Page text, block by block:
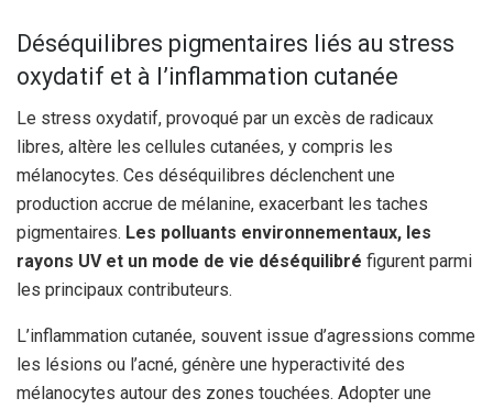
Déséquilibres pigmentaires liés au stress
oxydatif et à l’inflammation cutanée
Le stress oxydatif, provoqué par un excès de radicaux
libres, altère les cellules cutanées, y compris les
mélanocytes. Ces déséquilibres déclenchent une
production accrue de mélanine, exacerbant les taches
pigmentaires. Les polluants environnementaux, les
rayons UV et un mode de vie déséquilibré figurent parmi
les principaux contributeurs.
L’inflammation cutanée, souvent issue d’agressions comme
les lésions ou l’acné, génère une hyperactivité des
mélanocytes autour des zones touchées. Adopter une